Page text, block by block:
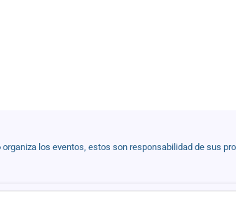
los eventos, estos son responsabilidad de sus